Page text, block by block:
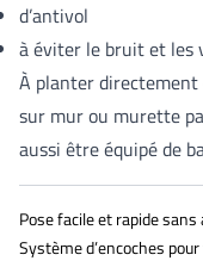
d’antivol
à éviter le bruit et les
À planter directement
sur mur ou murette
aussi être équipé de
Pose facile et rapide
Système d’encoches